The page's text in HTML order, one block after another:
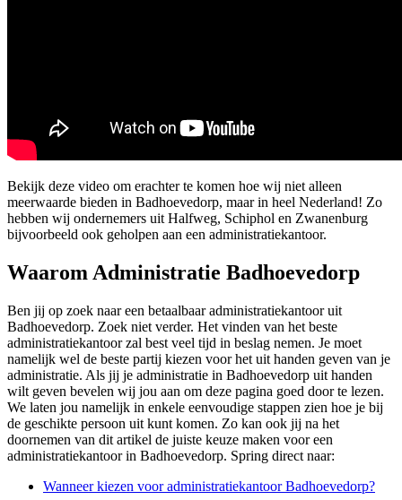
Bekijk deze video om erachter te komen hoe wij niet alleen
meerwaarde bieden in Badhoevedorp, maar in heel Nederland! Zo
hebben wij ondernemers uit Halfweg, Schiphol en Zwanenburg
bijvoorbeeld ook geholpen aan een administratiekantoor.
Waarom Administratie Badhoevedorp
Ben jij op zoek naar een betaalbaar administratiekantoor uit
Badhoevedorp. Zoek niet verder. Het vinden van het beste
administratiekantoor zal best veel tijd in beslag nemen. Je moet
namelijk wel de beste partij kiezen voor het uit handen geven van je
administratie. Als jij je administratie in Badhoevedorp uit handen
wilt geven bevelen wij jou aan om deze pagina goed door te lezen.
We laten jou namelijk in enkele eenvoudige stappen zien hoe je bij
de geschikte persoon uit kunt komen. Zo kan ook jij na het
doornemen van dit artikel de juiste keuze maken voor een
administratiekantoor in Badhoevedorp. Spring direct naar:
Wanneer kiezen voor administratiekantoor Badhoevedorp?